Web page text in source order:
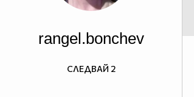
rangel.bonchev
СЛЕДВАЙ 2